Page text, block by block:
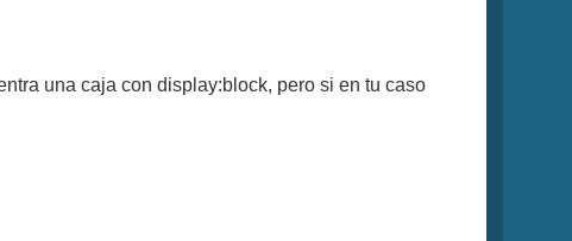
una caja con display:block, pero si en tu caso